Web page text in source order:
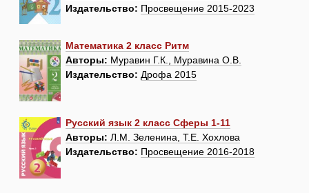
Издательство: Просвещение 2015-2023
Математика 2 класс Ритм
Авторы: Муравин Г.К., Муравина О.В.
Издательство: Дрофа 2015
Русский язык 2 класс Сферы 1-11
Авторы: Л.М. Зеленина, Т.Е. Хохлова
Издательство: Просвещение 2016-2018